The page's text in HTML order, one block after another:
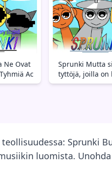
Ne Ovat
Ac
Sprunki Mutta
tyttöjä, joilla on
Sprunki
luomista.